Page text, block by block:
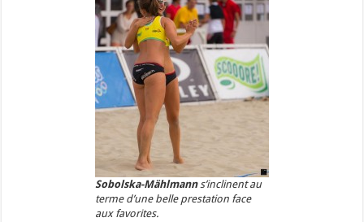
Sobolska-Mählmanns’inclinent au
terme d’une belle prestation face
aux favorites.